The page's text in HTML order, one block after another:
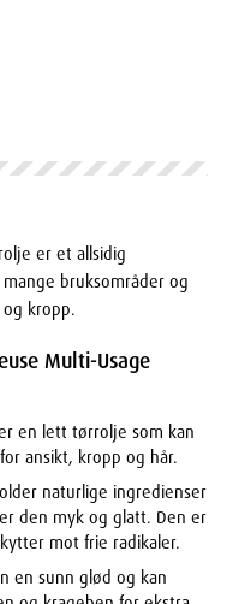
er et allsidig
bruksområder og
kropp.
Multi-Usage
en lett tørrolje som kan
ansikt, kropp og hår.
naturlige ingredienser
den myk og glatt. Den er
mot frie radikaler.
en sunn glød og kan